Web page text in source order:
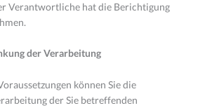
Verantwortliche hat die Berichtigung
der Verarbeitung
können Sie die
der Sie betreffenden